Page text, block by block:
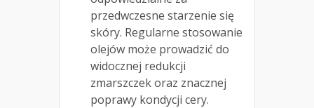
przedwczesne starzenie się
skóry. Regularne stosowanie
olejów może prowadzić do
widocznej redukcji
zmarszczek oraz znacznej
poprawy kondycji cery.